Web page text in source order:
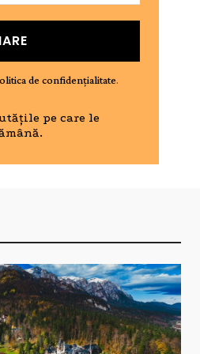
de confidențialitate.
pe care le